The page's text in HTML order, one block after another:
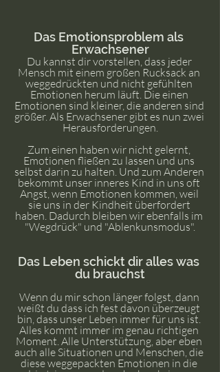
Das Emotionsproblem als
Erwachsener
Du kannst dir vorstellen, dass jeder
Mensch mit einem großen Rucksack an
weggedrückten und nicht gefühlten
Emotionen herum läuft. Die einen
Emotionen sind kleiner, die anderen sind
größer. Als Erwachsener gibt es nun zwei
Herausforderungen.
Zum einen haben wir nicht gelernt,
Emotionen fließen zu lassen und uns
selbst darin zu halten. Und zum Anderen
bekommt unser inneres Kind in uns oft
Angst, wenn Emotionen kommen, weil
sie uns in der Kindheit überfordert
haben. Dadurch bleiben wir ebenfalls im
"Wegdrück" und "Ablenkunsmodus".
Das Leben schickt dir alles was
du brauchst
Wenn du mir schon länger folgst, dann
weißt du dass ich fest davon überzeugt
bin, dass unser Leben immer für uns ist.
Alles kommt immer im genau richtigen
Moment. Alle Unterstützung, aber eben
auch alle Situationen und Menschen, die
diese weggepackten Emotionen in die